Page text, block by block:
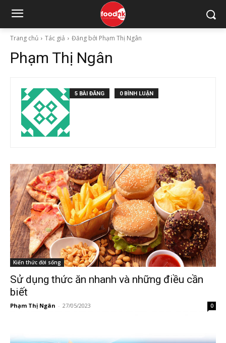
Trang chủ Tác giả Đăng bởi Phạm Thị Ngân
Phạm Thị Ngân
5 BÀI ĐĂNG 0 BÌNH LUẬN
Kiến thức đời sống
Sử dụng thức ăn nhanh và những điều cần
biết
Phạm Thị Ngân - 27/05/2023 0